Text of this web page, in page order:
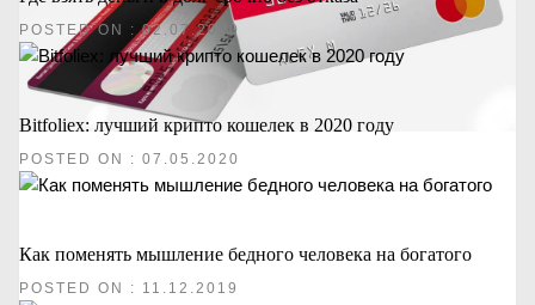
POSTED ON : 02.07.2020
Bitfoliex: лучший крипто кошелек в 2020 году
POSTED ON : 07.05.2020
Как поменять мышление бедного человека на богатого
POSTED ON : 11.12.2019